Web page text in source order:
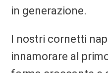
in generazione.
I nostri cornetti
innamorare al